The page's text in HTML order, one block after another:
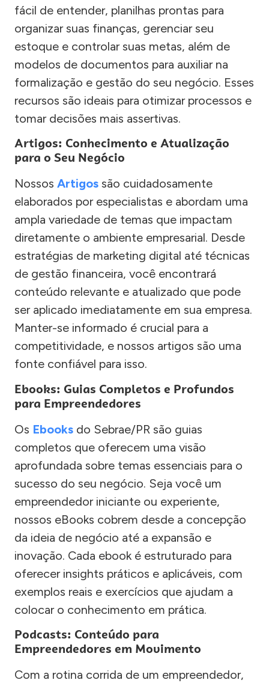
fácil de entender, planilhas prontas para
organizar suas finanças, gerenciar seu
estoque e controlar suas metas, além de
modelos de documentos para auxiliar na
formalização e gestão do seu negócio. Esses
recursos são ideais para otimizar processos e
tomar decisões mais assertivas.
Artigos: Conhecimento e Atualização
para o Seu Negócio
Nossos Artigos são cuidadosamente
elaborados por especialistas e abordam uma
ampla variedade de temas que impactam
diretamente o ambiente empresarial. Desde
estratégias de marketing digital até técnicas
de gestão financeira, você encontrará
conteúdo relevante e atualizado que pode
ser aplicado imediatamente em sua empresa.
Manter-se informado é crucial para a
competitividade, e nossos artigos são uma
fonte confiável para isso.
Ebooks: Guias Completos e Profundos
para Empreendedores
Os Ebooks do Sebrae/PR são guias
completos que oferecem uma visão
aprofundada sobre temas essenciais para o
sucesso do seu negócio. Seja você um
empreendedor iniciante ou experiente,
nossos eBooks cobrem desde a concepção
da ideia de negócio até a expansão e
inovação. Cada ebook é estruturado para
oferecer insights práticos e aplicáveis, com
exemplos reais e exercícios que ajudam a
colocar o conhecimento em prática.
Podcasts: Conteúdo para
Empreendedores em Movimento
Com a rotina corrida de um empreendedor,